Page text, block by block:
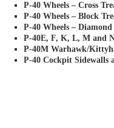
P-40 Wheels – Cross
P-40 Wheels – Block
P-40 Wheels –
P-40E, F, K, L, M and
P-40M Warhawk/
P-40 Cockpit Sidewalls